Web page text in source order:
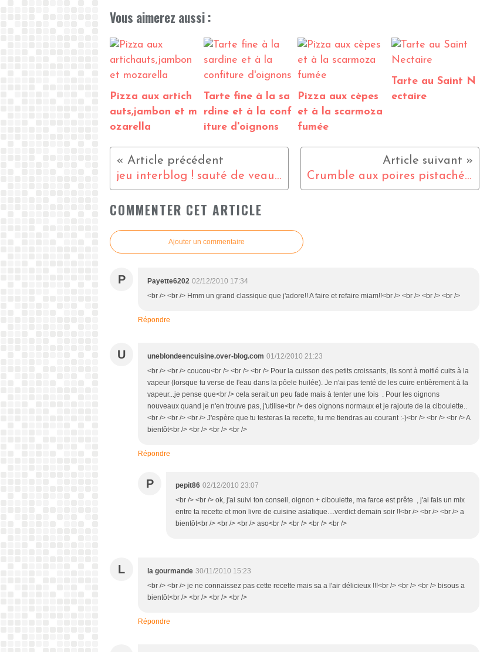
Vous aimerez aussi :
Pizza aux artich
auts,jambon et m
ozarella
Tarte fine à la sa
rdine et à la conf
iture d'oignons
Pizza aux cèpes
et à la scarmoza
fumée
Tarte au Saint N
ectaire
jeu interblog ! sauté de veau au chorizo Crumble aux poires pistachées
COMMENTER CET ARTICLE
Ajouter un commentaire
P Payette6202 02/12/2010 17:34
<br /> <br /> Hmm un grand classique que j'adore!! A faire et refaire miam!!<br /> <br /> <br /> <br />
Répondre
U uneblondeencuisine.over-blog.com 01/12/2010 21:23
<br /> <br /> coucou<br /> <br /> <br /> Pour la cuisson des petits croissants, ils sont à moitié cuits à la
vapeur (lorsque tu verse de l'eau dans la pôele huilée). Je n'ai pas tenté de les cuire entièrement à la
vapeur...je pense que<br /> cela serait un peu fade mais à tenter une fois . Pour les oignons
nouveaux quand je n'en trouve pas, j'utilise<br /> des oignons normaux et je rajoute de la ciboulette..
<br /> <br /> <br /> J'espère que tu testeras la recette, tu me tiendras au courant :-)<br /> <br /> <br /> A
bientôt<br /> <br /> <br /> <br />
Répondre
P pepit86 02/12/2010 23:07
<br /> <br /> ok, j'ai suivi ton conseil, oignon + ciboulette, ma farce est prête , j'ai fais un mix
entre ta recette et mon livre de cuisine asiatique....verdict demain soir !!<br /> <br /> <br /> a
bientôt<br /> <br /> <br /> aso<br /> <br /> <br /> <br />
L la gourmande 30/11/2010 15:23
<br /> <br /> je ne connaissez pas cette recette mais sa a l'air délicieux !!!<br /> <br /> <br /> bisous a
bientôt<br /> <br /> <br /> <br />
Répondre